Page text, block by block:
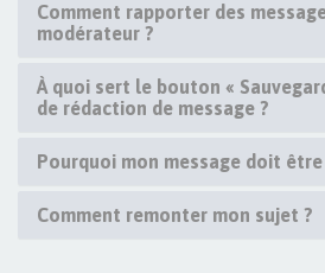
Comment rapporter des
modérateur ?
À quoi sert le bouton «
de rédaction de message ?
Pourquoi mon message doit être
Comment remonter mon sujet ?